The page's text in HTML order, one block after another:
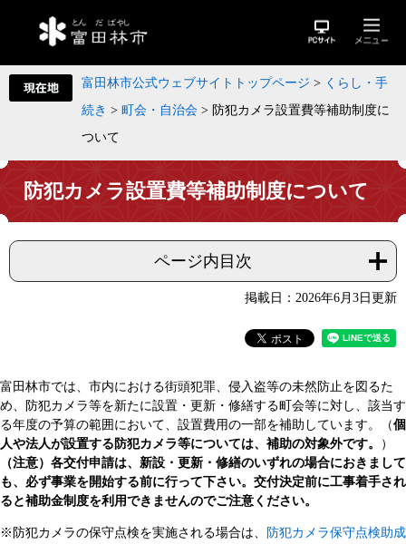
富田林市公式ウェブサイトトップページ > くらし・手
続き > 町会・自治会 > 防犯カメラ設置費等補助制度に
ついて
防犯カメラ設置費等補助制度について
ページ内目次
掲載日：2026年6月3日更新
富田林市では、市内における街頭犯罪、侵入盗等の未然防止を図るた
め、防犯カメラ等を新たに設置・更新・修繕する町会等に対し、該当す
る年度の予算の範囲において、設置費用の一部を補助しています。（個
人や法人が設置する防犯カメラ等については、補助の対象外です。
）
（注意）各交付申請は、新設・更新・修繕のいずれの場合におきまして
も、必ず事業を開始する前に行って下さい。交付決定前に工事着手され
ると補助金制度を利用できませんのでご注意ください。
※防犯カメラの保守点検を実施される場合は、
防犯カメラ保守点検助成